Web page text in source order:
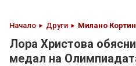
Начало Други Милано
Лора Христова
медал на